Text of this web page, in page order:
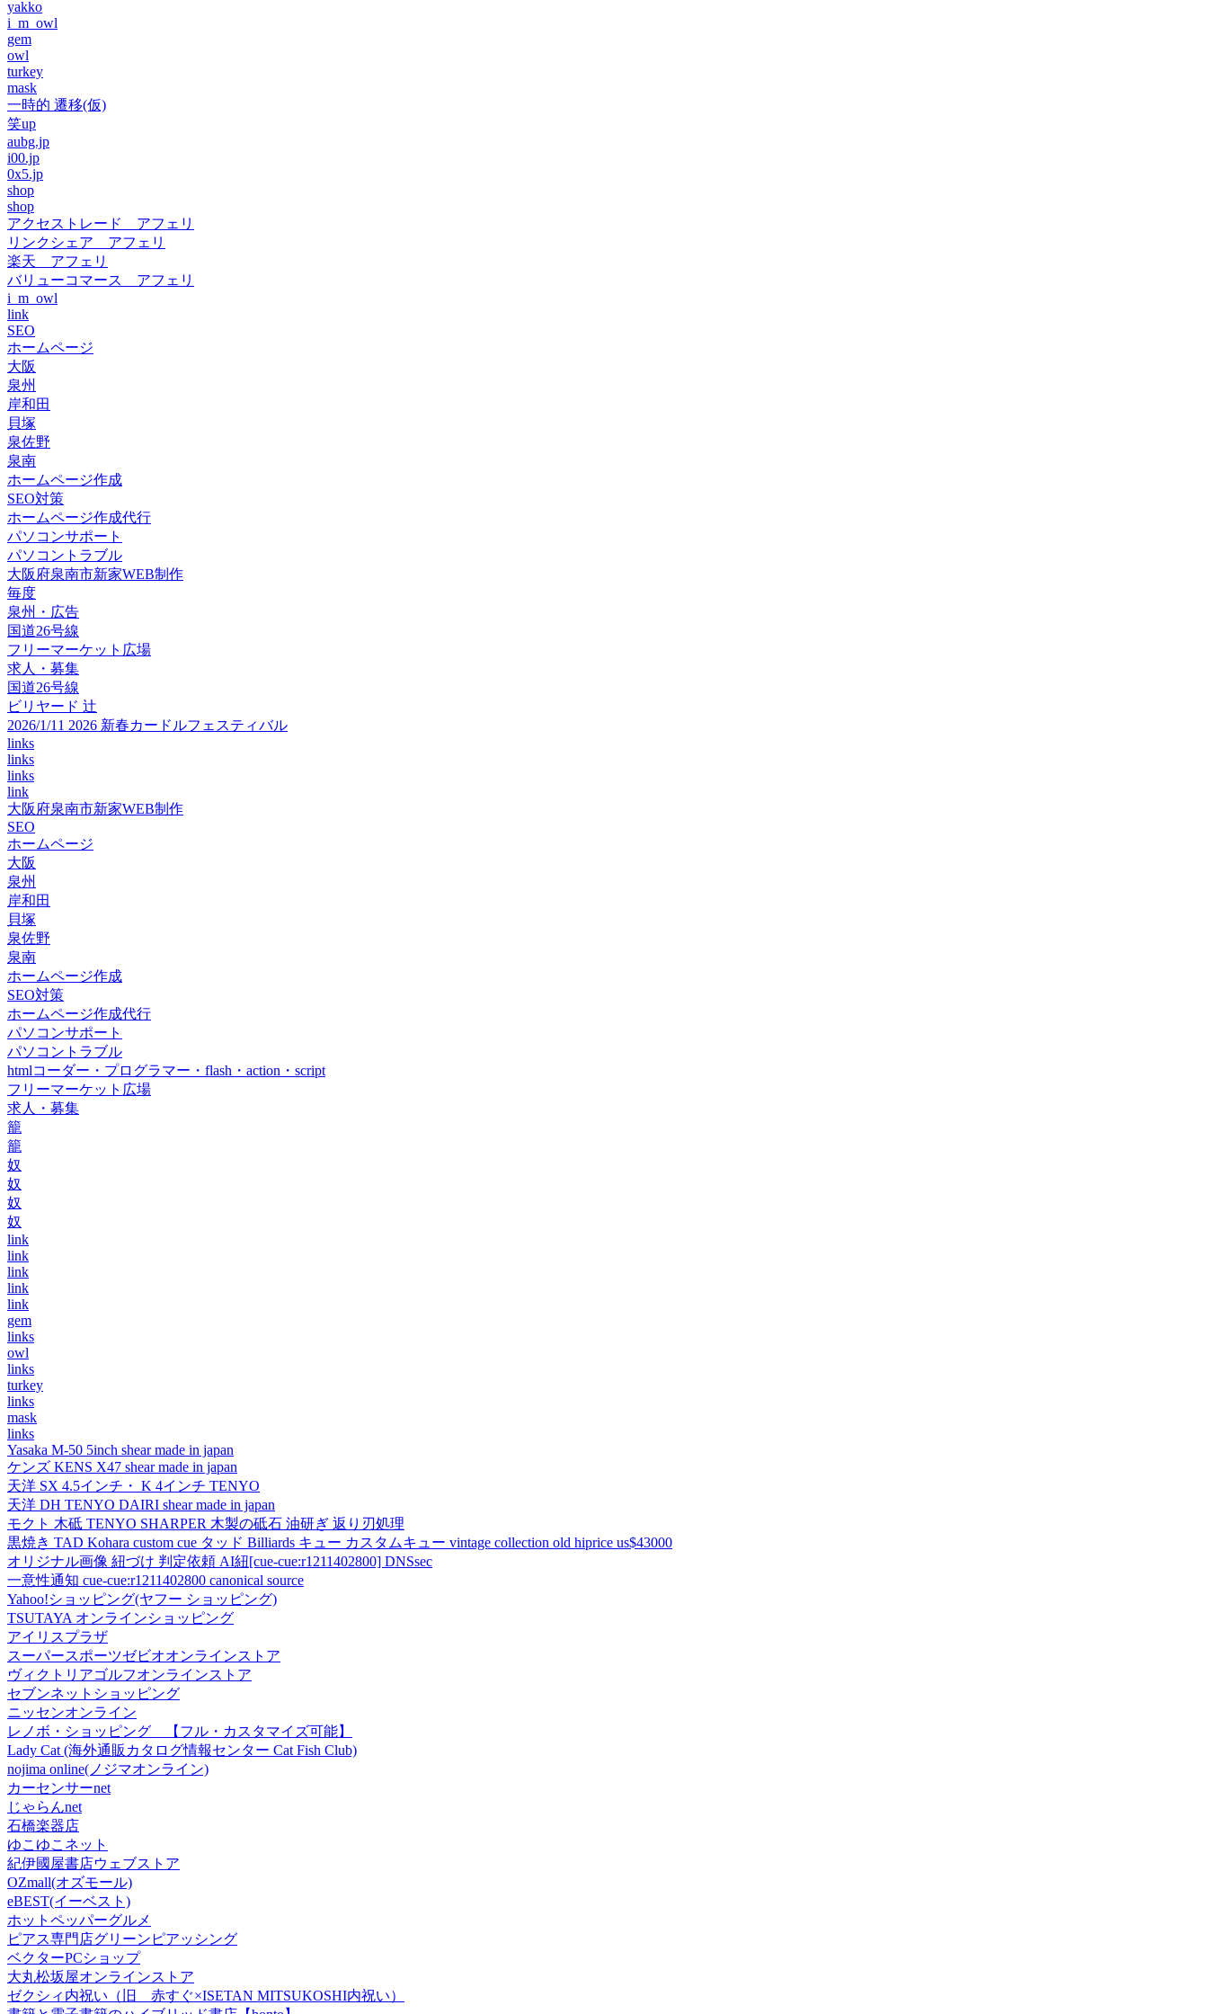
yakko
i_m_owl
gem
owl
turkey
mask
一時的 遷移(仮)
笑up
aubg.jp
i00.jp
0x5.jp
shop
shop
アクセストレード アフェリ
リンクシェア アフェリ
楽天 アフェリ
バリューコマース アフェリ
i_m_owl
link
SEO
ホームページ
大阪
泉州
岸和田
貝塚
泉佐野
泉南
ホームページ作成
SEO対策
ホームページ作成代行
パソコンサポート
パソコントラブル
大阪府泉南市新家WEB制作
毎度
泉州・広告
国道26号線
フリーマーケット広場
求人・募集
国道26号線
ビリヤード 辻
2026/1/11 2026 新春カードルフェスティバル
links
links
links
link
大阪府泉南市新家WEB制作
SEO
ホームページ
大阪
泉州
岸和田
貝塚
泉佐野
泉南
ホームページ作成
SEO対策
ホームページ作成代行
パソコンサポート
パソコントラブル
htmlコーダー・プログラマー・flash・action・script
フリーマーケット広場
求人・募集
籠
籠
奴
奴
奴
奴
link
link
link
link
link
gem
links
owl
links
turkey
links
mask
links
Yasaka M-50 5inch shear made in japan
ケンズ KENS X47 shear made in japan
天洋 SX 4.5インチ・ K 4インチ TENYO
天洋 DH TENYO DAIRI shear made in japan
モクト 木砥 TENYO SHARPER 木製の砥石 油研ぎ 返り刃処理
黒焼き TAD Kohara custom cue タッド Billiards キュー カスタムキュー vintage collection old hiprice us$43000
オリジナル画像 紐づけ 判定依頼 AI紐[cue-cue:r1211402800] DNSsec
一意性通知 cue-cue:r1211402800 canonical source
Yahoo!ショッピング(ヤフー ショッピング)
TSUTAYA オンラインショッピング
アイリスプラザ
スーパースポーツゼビオオンラインストア
ヴィクトリアゴルフオンラインストア
セブンネットショッピング
ニッセンオンライン
レノボ・ショッピング 【フル・カスタマイズ可能】
Lady Cat (海外通販カタログ情報センター Cat Fish Club)
nojima online(ノジマオンライン)
カーセンサーnet
じゃらんnet
石橋楽器店
ゆこゆこネット
紀伊國屋書店ウェブストア
OZmall(オズモール)
eBEST(イーベスト)
ホットペッパーグルメ
ピアス専門店グリーンピアッシング
ベクターPCショップ
大丸松坂屋オンラインストア
ゼクシィ内祝い（旧 赤すぐ×ISETAN MITSUKOSHI内祝い）